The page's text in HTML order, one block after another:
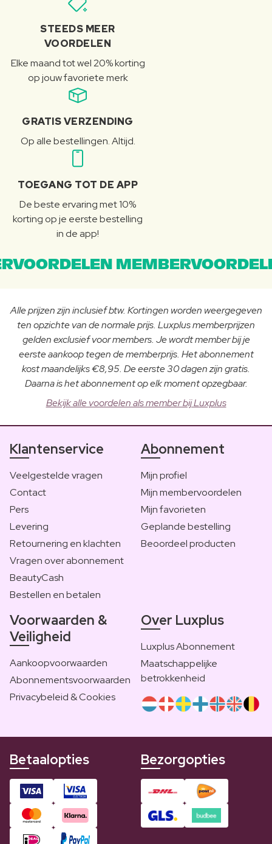
STEEDS MEER
VOORDELEN
Elke maand tot wel 20% korting
op jouw favoriete merk
GRATIS VERZENDING
Op alle bestellingen. Altijd.
TOEGANG TOT DE APP
De beste ervaring met 10%
korting op je eerste bestelling
in de app!
Alle prijzen zijn inclusief btw. Kortingen worden weergegeven
ten opzichte van de normale prijs. Luxplus memberprijzen
gelden exclusief voor members. Je wordt member bij je
eerste aankoop tegen de memberprijs. Het abonnement
kost maandelijks €8,95. De eerste 30 dagen zijn gratis.
Daarna is het abonnement op elk moment opzegbaar.
Bekijk alle voordelen als member bij Luxplus
Klantenservice
Veelgestelde vragen
Contact
Pers
Levering
Retournering en klachten
Vragen over abonnement
BeautyCash
Bestellen en betalen
Abonnement
Mijn profiel
Mijn membervoordelen
Mijn favorieten
Geplande bestelling
Beoordeel producten
Voorwaarden &
Veiligheid
Aankoopvoorwaarden
Abonnementsvoorwaarden
Privacybeleid & Cookies
Over Luxplus
Luxplus Abonnement
Maatschappelijke
betrokkenheid
Betaalopties Bezorgopties